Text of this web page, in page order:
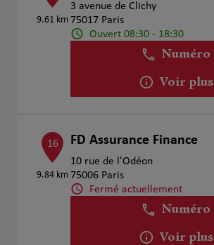
9.61 km
3 avenue de Clichy
75017 Paris
Ouvert 08:30 - 18:30
Numéro
Voir plus
16
9.84 km
FD Assurance Finance
10 rue de l'Odéon
75006 Paris
Fermé actuellement
Numéro
Voir plus